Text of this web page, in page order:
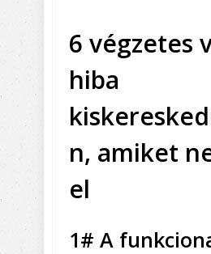
6 végzetes
hiba
n, amiket
el
1# A